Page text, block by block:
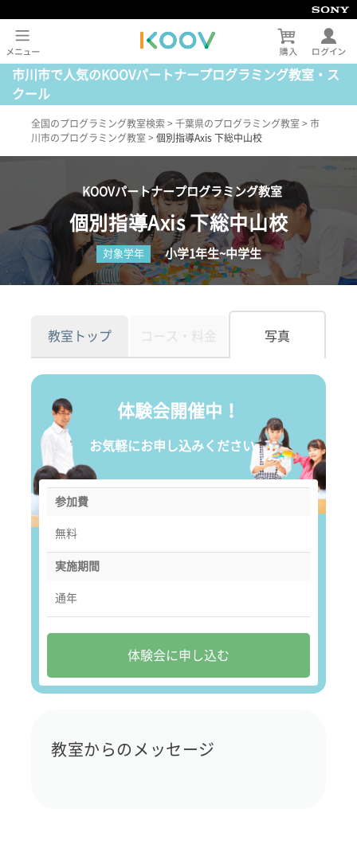
市川市で人気のKOOVパートナープログラミング教室・ス
クール
全国のプログラミング教室検索 > 千葉県のプログラミング教室 > 市
川市のプログラミング教室 > 個別指導Axis 下総中山校
KOOVパートナープログラミング教室
個別指導Axis 下総中山校
対象学年 小学1年生~中学生
教室トップ コース・料金 写真
体験会開催中！
お気軽にお申し込みください。
参加費
無料
実施期間
通年
体験会に申し込む
教室からのメッセージ